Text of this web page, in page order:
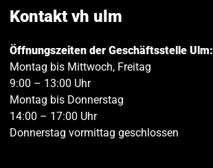
Kontakt vh ulm
Öffnungszeiten der Geschäftsstelle Ulm:
Montag bis Mittwoch, Freitag
9:00 – 13:00 Uhr
Montag bis Donnerstag
14:00 – 17:00 Uhr
Donnerstag vormittag geschlossen